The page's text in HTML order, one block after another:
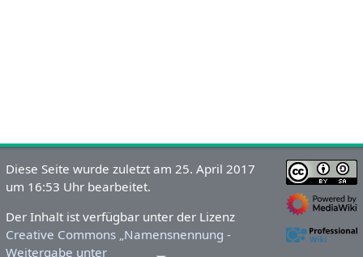
Diese Seite wurde zuletzt am 25. April 2017
um 16:53 Uhr bearbeitet.
Der Inhalt ist verfügbar unter der Lizenz
Creative Commons „Namensnennung -
Weitergabe unter